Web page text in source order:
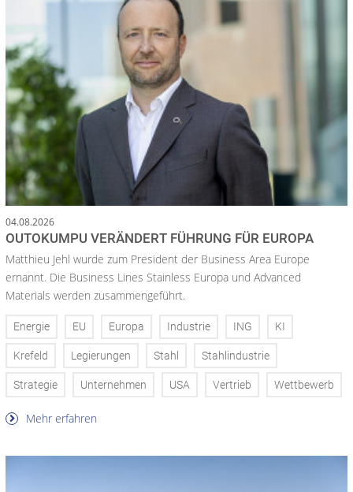
04.08.2026
OUTOKUMPU VERÄNDERT FÜHRUNG FÜR EUROPA
Matthieu Jehl wurde zum President der Business Area Europe
ernannt. Die Business Lines Stainless Europa und Advanced
Materials werden zusammengeführt.
Energie EU Europa Industrie ING KI
Krefeld Legierungen Stahl Stahlindustrie
Strategie Unternehmen USA Vertrieb Wettbewerb
Mehr erfahren